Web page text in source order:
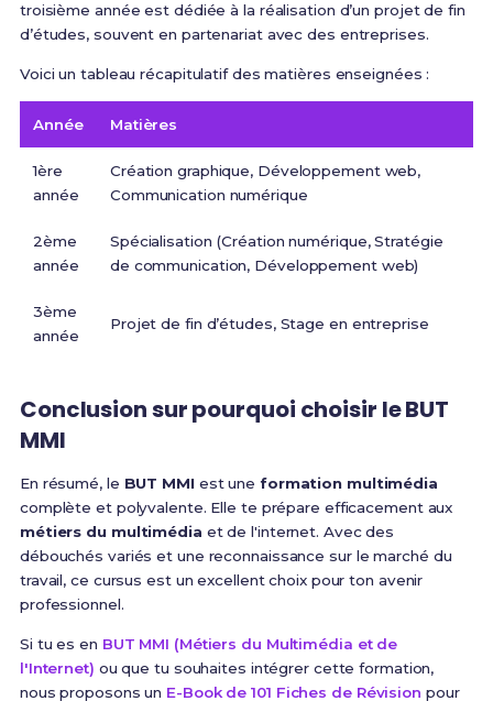
troisième année est dédiée à la réalisation d’un projet de fin
d’études, souvent en partenariat avec des entreprises.
Voici un tableau récapitulatif des matières enseignées :
Année Matières
1ère
année
Création graphique, Développement web,
Communication numérique
2ème
année
Spécialisation (Création numérique, Stratégie
de communication, Développement web)
3ème
année
Projet de fin d’études, Stage en entreprise
Conclusion sur pourquoi choisir le BUT
MMI
En résumé, le BUT MMIest une formation multimédia
complète et polyvalente. Elle te prépare efficacement aux
métiers du multimédia et de l'internet. Avec des
débouchés variés et une reconnaissance sur le marché du
travail, ce cursus est un excellent choix pour ton avenir
professionnel.
Si tu es en BUT MMI (Métiers du Multimédia et de
l'Internet) ou que tu souhaites intégrer cette formation,
nous proposons un E-Book de 101 Fiches de Révision pour